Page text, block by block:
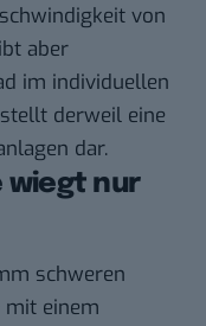
von
aber
im individuellen
derweil eine
dar.
wiegt nur
schweren
mit einem